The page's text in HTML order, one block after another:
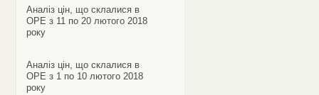
Аналіз цін, що склалися в
ОРЕ з 11 по 20 лютого 2018
року
Аналіз цін, що склалися в
ОРЕ з 1 по 10 лютого 2018
року